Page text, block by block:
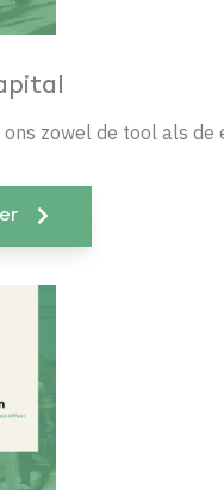
ons zowel de tool als de